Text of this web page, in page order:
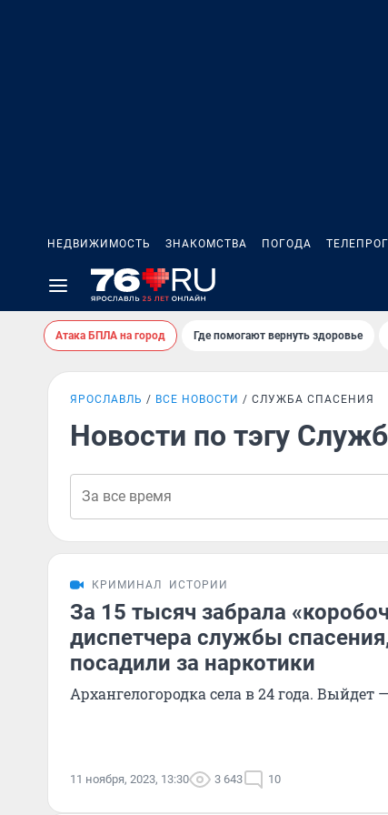
НЕДВИЖИМОСТЬ ЗНАКОМСТВА ПОГОДА
Атака БПЛА на город Где помогают вернуть здоровье
ЯРОСЛАВЛЬ ВСЕ НОВОСТИ СЛУЖБА СПАСЕНИЯ
Новости по тэгу
КРИМИНАЛ ИСТОРИИ
За 15 тысяч забрала
диспетчера службы
посадили за наркотики
Архангелогородка села в 24 года. Выйдет
11 ноября, 2023, 13:30 3 643 10